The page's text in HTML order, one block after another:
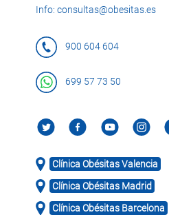
Info: consultas@obesitas.es
900 604 604
699 57 73 50
Clínica Obésitas Valencia
Clínica Obésitas Madrid
Clínica Obésitas Barcelona